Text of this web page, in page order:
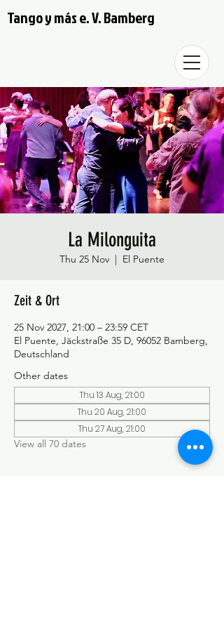
Tango y más e. V. Bamberg
La Milonguita
Thu 25 Nov
  |
El Puente
Zeit & Ort
25 Nov 2027, 21:00 – 23:59 CET
El Puente, Jäckstraße 35 D, 96052 Bamberg,
Deutschland
Other dates
Thu 13 Aug, 21:00
Thu 20 Aug, 21:00
Thu 27 Aug, 21:00
View all 70 dates